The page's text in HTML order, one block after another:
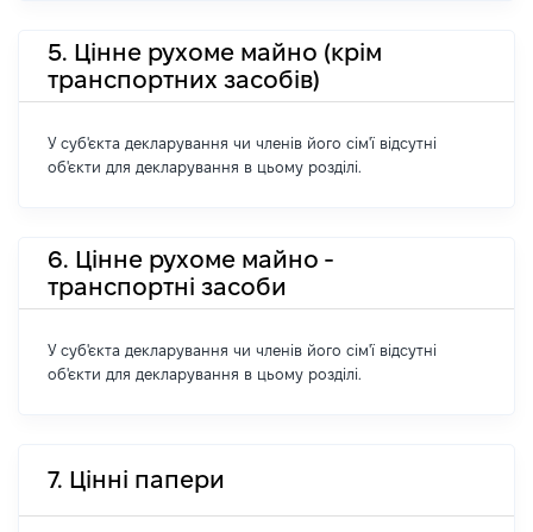
5. Цінне рухоме майно (крім
транспортних засобів)
У суб'єкта декларування чи членів його сім'ї відсутні
об'єкти для декларування в цьому розділі.
6. Цінне рухоме майно -
транспортні засоби
У суб'єкта декларування чи членів його сім'ї відсутні
об'єкти для декларування в цьому розділі.
7. Цінні папери